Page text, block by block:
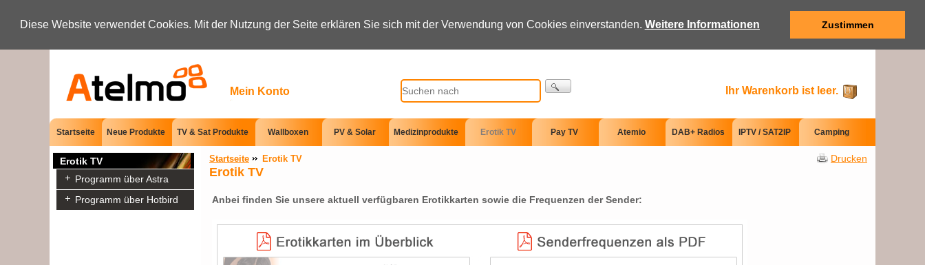
Diese Website verwendet Cookies. Mit der Nutzung der Seite erklären Sie sich mit der Verwendung von Cookies einverstanden. Weitere Informationen Zustimmen
Ihr Warenkorb ist leer.
Startseite Neue Produkte TV & Sat Produkte Wallboxen PV & Solar Medizinprodukte Erotik TV Pay TV Atemio DAB+ Radios IPTV / SAT2IP Camping
Erotik TV
Programm über Astra
Programm über Hotbird
Drucken
Startseite Erotik TV
Erotik TV
Anbei finden Sie unsere aktuell verfügbaren Erotikkarten sowie die Frequenzen der Sender: